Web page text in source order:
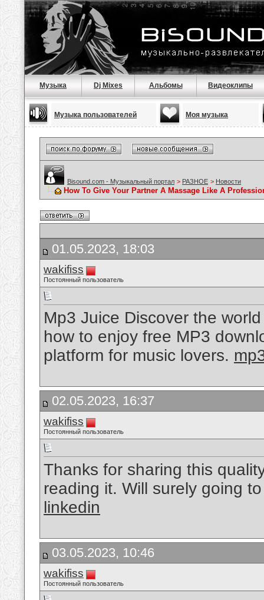
Музыка Dj Mixes Альбомы Видеоклипы
Музыка пользователей Моя музыка
Bisound.com - Музыкальный портал > РАЗНОЕ > Новости
How To Give Your Partner A Massage Like A
01.05.2023, 18:03
wakifiss
Постоянный пользователь
Mp3 Juice Discover the
how to enjoy free MP3
platform for music lovers.
02.05.2023, 16:37
wakifiss
Постоянный пользователь
Thanks for sharing this
reading it. Will surely going
linkedin
03.05.2023, 10:46
wakifiss
Постоянный пользователь